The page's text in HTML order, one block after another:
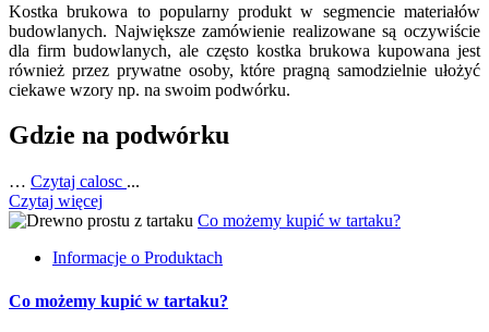
Kostka brukowa to popularny produkt w segmencie materiałów
budowlanych. Największe zamówienie realizowane są oczywiście
dla firm budowlanych, ale często kostka brukowa kupowana jest
również przez prywatne osoby, które pragną samodzielnie ułożyć
ciekawe wzory np. na swoim podwórku.
Gdzie na podwórku
… Czytaj calosc ...
Czytaj więcej
Co możemy kupić w tartaku?
Informacje o Produktach
Co możemy kupić w tartaku?